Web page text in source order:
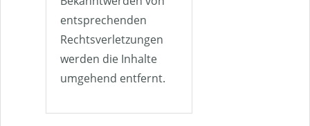
entsprechenden
Rechtsverletzungen
werden die Inhalte
umgehend entfernt.